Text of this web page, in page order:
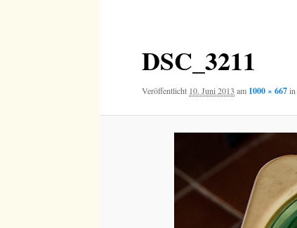
DSC_3211
Veröffentlicht 10. Juni 2013 am 1000 × 667in